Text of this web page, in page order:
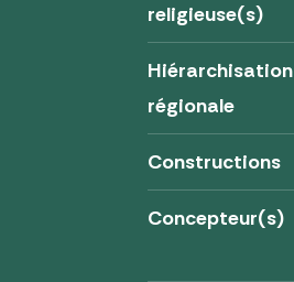
religieuse(s)
Hiérarchisation
régionale
Constructions
Concepteur(s)